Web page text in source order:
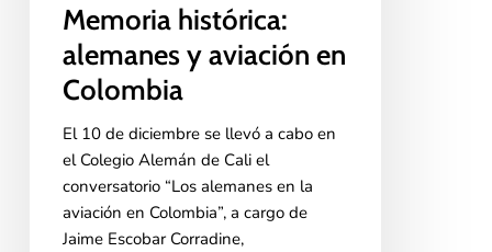
Memoria histórica:
alemanes y aviación en
Colombia
El 10 de diciembre se llevó a cabo en
el Colegio Alemán de Cali el
conversatorio “Los alemanes en la
aviación en Colombia”, a cargo de
Jaime Escobar Corradine,